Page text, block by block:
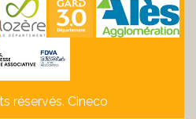
réservés. Cineco